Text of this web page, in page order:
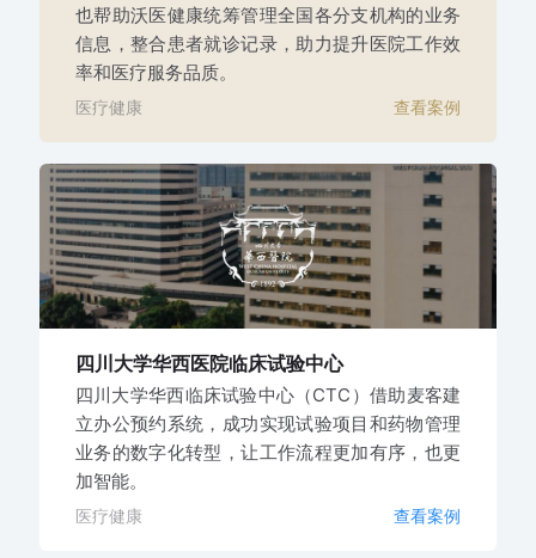
也帮助沃医健康统筹管理全国各分支机构的业务
信息，整合患者就诊记录，助力提升医院工作效
率和医疗服务品质。
医疗健康 查看案例
四川大学华西医院临床试验中心
四川大学华西临床试验中心（CTC）借助麦客建
立办公预约系统，成功实现试验项目和药物管理
业务的数字化转型，让工作流程更加有序，也更
加智能。
医疗健康 查看案例